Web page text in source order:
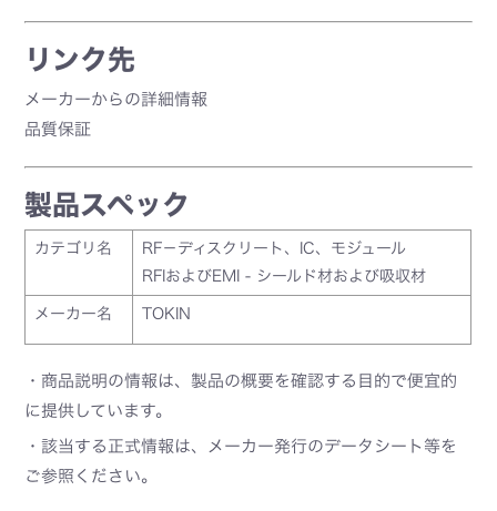
リンク先
メーカーからの詳細情報
品質保証
製品スペック
カテゴリ名
RF－ディスクリート、IC、モジュール
RFIおよびEMI - シールド材および吸収材
メーカー名 TOKIN
・商品説明の情報は、製品の概要を確認する目的で便宜的
に提供しています。
・該当する正式情報は、メーカー発行のデータシート等を
ご参照ください。